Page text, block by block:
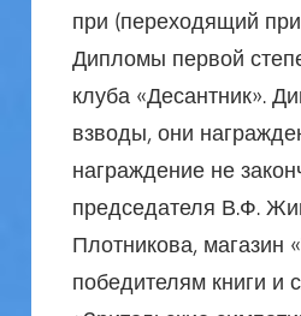
при (переходящий
Дипломы первой
клуба «Десантник».
взводы, они
награждение не
председателя В.Ф.
Плотникова, магазин
победителям книги и